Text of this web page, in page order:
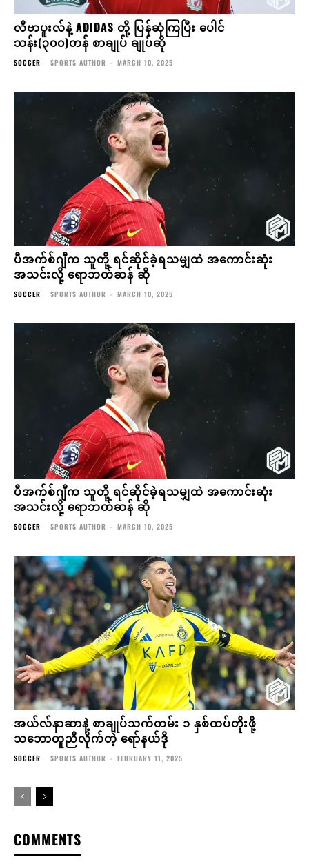
လီဗာပူးလ်နဲ့ ADIDAS တို့ ပြန်ဆုံကြပြီး ပေါင်
သန်း(၃၀၀)တန် စာချုပ် ချုပ်ဆို
SOCCER SPORTS AUTHOR - MARCH 10, 2025
ပီအက်စ်ဂျီက သူတို့ ရင်ဆိုင်ခဲ့ရသမျှထဲ အကောင်းဆုံး
အသင်းလို့ ရောဘတ်ဆန် ဆို
SOCCER SPORTS AUTHOR - MARCH 10, 2025
ပီအက်စ်ဂျီက သူတို့ ရင်ဆိုင်ခဲ့ရသမျှထဲ အကောင်းဆုံး
အသင်းလို့ ရောဘတ်ဆန် ဆို
SOCCER SPORTS AUTHOR - MARCH 10, 2025
အယ်လ်နာဆာနဲ့ စာချုပ်သက်တမ်း ၁ နှစ်ထပ်တိုးဖို့
သဘောတူညီလိုက်တဲ့ ရော်နယ်ဒို
SOCCER SPORTS AUTHOR - FEBRUARY 11, 2025
COMMENTS